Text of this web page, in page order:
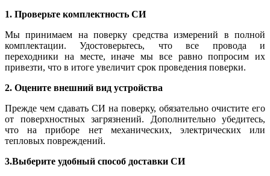
1. Проверьте комплектность СИ
Мы принимаем на поверку средства измерений в полной
комплектации. Удостоверьтесь, что все провода и
переходники на месте, иначе мы все равно попросим их
привезти, что в итоге увеличит срок проведения поверки.
2. Оцените внешний вид устройства
Прежде чем сдавать СИ на поверку, обязательно очистите его
от поверхностных загрязнений. Дополнительно убедитесь,
что на приборе нет механических, электрических или
тепловых повреждений.
3.Выберите удобный способ доставки СИ